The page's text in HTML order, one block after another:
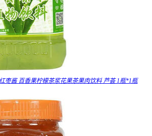
枣酱 百香果柠檬茶浆花果茶果肉饮料 芦荟 1瓶*1瓶